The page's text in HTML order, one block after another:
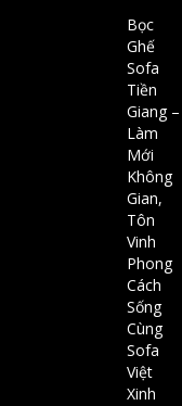
Bọc
Ghế
Sofa
Tiền
Giang –
Làm
Mới
Không
Gian,
Tôn
Vinh
Phong
Cách
Sống
Cùng
Sofa
Việt
Xinh